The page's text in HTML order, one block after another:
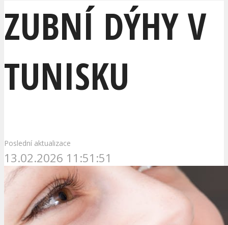
ZUBNÍ DÝHY V
TUNISKU
Poslední aktualizace
13.02.2026 11:51:51